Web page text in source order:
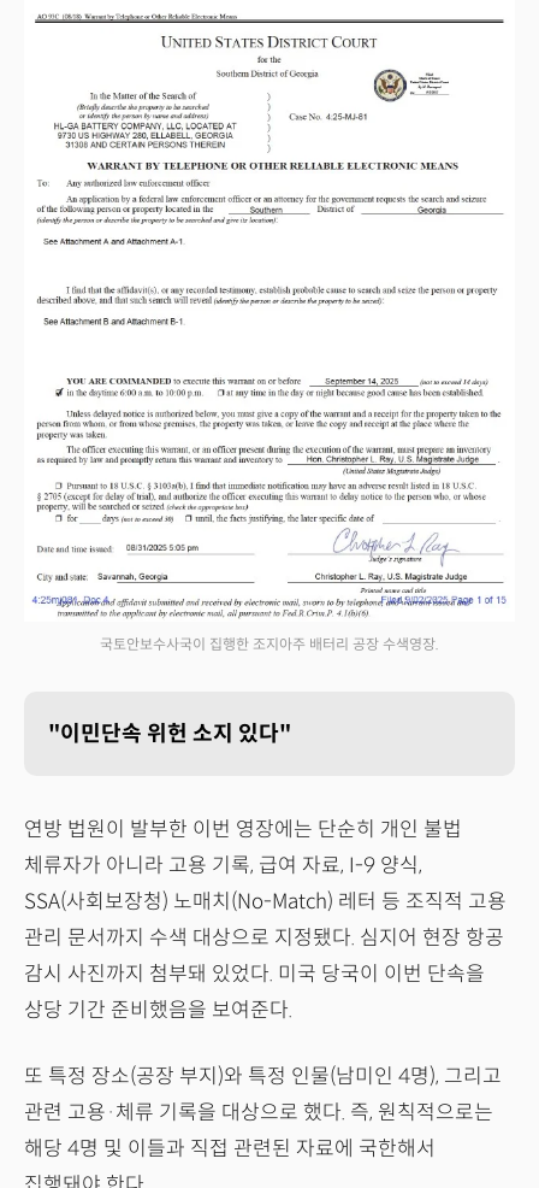
국토안보수사국이 집행한 조지아주 배터리 공장 수색영장.
"이민단속 위헌 소지 있다"
연방 법원이 발부한 이번 영장에는 단순히 개인 불법
체류자가 아니라 고용 기록, 급여 자료, I-9 양식,
SSA(사회보장청) 노매치(No-Match) 레터 등 조직적 고용
관리 문서까지 수색 대상으로 지정됐다. 심지어 현장 항공
감시 사진까지 첨부돼 있었다. 미국 당국이 이번 단속을
상당 기간 준비했음을 보여준다.
또 특정 장소(공장 부지)와 특정 인물(남미인 4명), 그리고
관련 고용·체류 기록을 대상으로 했다. 즉, 원칙적으로는
해당 4명 및 이들과 직접 관련된 자료에 국한해서